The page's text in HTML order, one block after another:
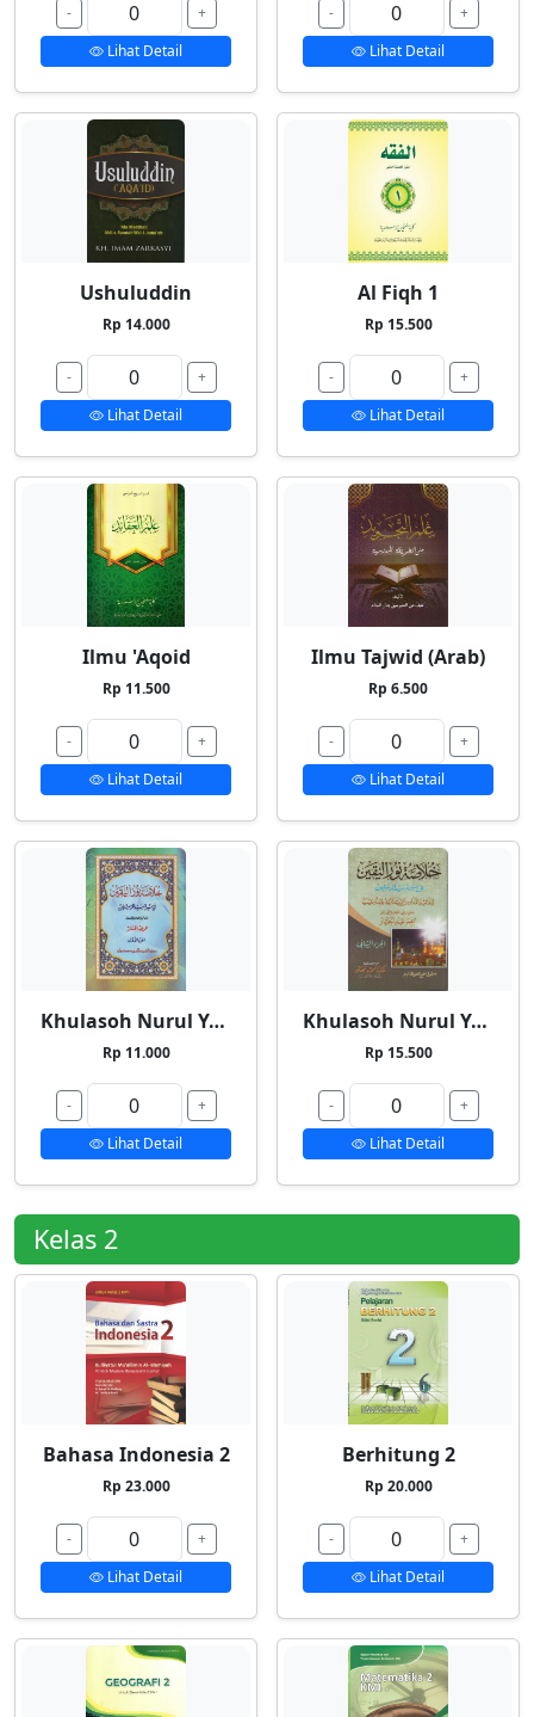
-
+
Lihat Detail
-
+
Lihat Detail
Ushuluddin
Rp 14.000
-
+
Lihat Detail
Al Fiqh 1
Rp 15.500
-
+
Lihat Detail
Ilmu 'Aqoid
Rp 11.500
-
+
Lihat Detail
Ilmu Tajwid (Arab)
Rp 6.500
-
+
Lihat Detail
Khulasoh Nurul Yaqin 1
Rp 11.000
-
+
Lihat Detail
Khulasoh Nurul Yaqin 2
Rp 15.500
-
+
Lihat Detail
Kelas 2
Bahasa Indonesia 2
Rp 23.000
-
+
Lihat Detail
Berhitung 2
Rp 20.000
-
+
Lihat Detail